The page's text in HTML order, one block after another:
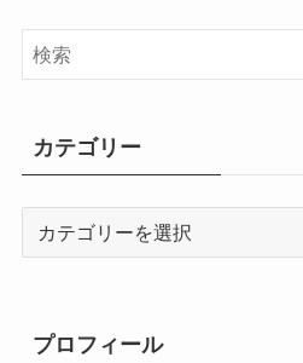
カテゴリー
ープロフィール